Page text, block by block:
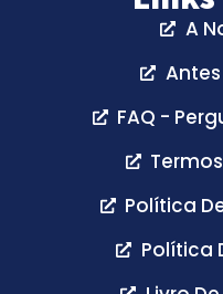
A
FAQ -
Política
Política